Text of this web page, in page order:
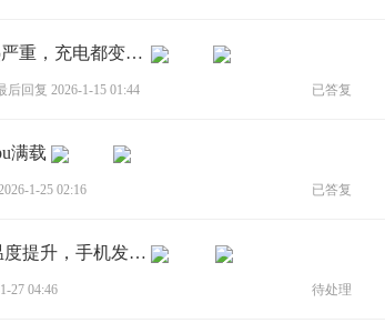
[BUG]g71s更新系统后系统发热严重，充电都变得很慢很慢。
后回复 2026-1-15 01:44 已答复
满载
1-25 02:16 已答复
[建议]更新5.0之后肉眼可见的温度提升，手机发烫 卡顿
27 04:46 待处理